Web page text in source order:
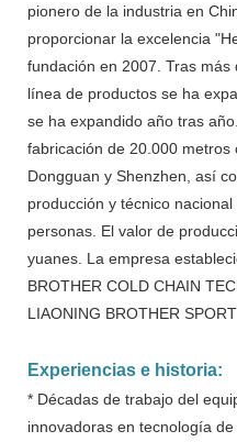
pionero de la industria en
proporcionar la excelencia
fundación en 2007. Tras
línea de productos se ha
se ha expandido año tras
fabricación de 20.000
Dongguan y Shenzhen, así
producción y técnico
personas. El valor de
yuanes. La empresa
BROTHER COLD CHAIN
LIAONING BROTHER
Experiencias e historia:
* Décadas de trabajo del
innovadoras en tecnología de